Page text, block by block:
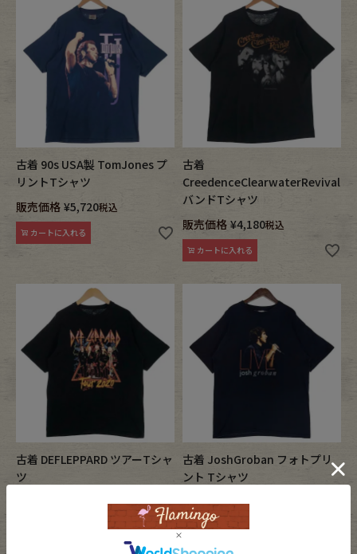
古着 90s USA製 TomJones プ
リントTシャツ
販売価格 ¥5,720税込
カートに入れる
古着
CreedenceClearwaterRevival
バンドTシャツ
販売価格 ¥4,180税込
カートに入れる
古着 DEFLEPPARD ツアーTシャ
ツ
税込
古着 JoshGroban フォトプリ
ント Tシャツ
販売価格 ¥4,950
カートに入れる